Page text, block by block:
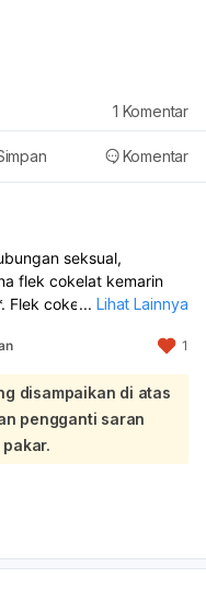
lain.
Komentar
1 Komentar
seksual,
flek cokelat kemarin
Flek cokelat sebelum
atau siklus haid
Jadi kemungkinan
sedang berubah,
haid:
tidak terbukti
mempercepat haid.
adalah kondisi tubuh
siklus yang normal.
... Lihat Lainnya
1
disampaikan di atas
pengganti saran